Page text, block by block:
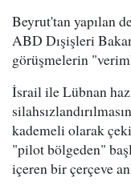
Beyrut'tan yapılan
ABD Dışişleri
görüşmelerin
İsrail ile Lübnan
kademeli olarak
"pilot bölgeden"
içeren bir çerçeve